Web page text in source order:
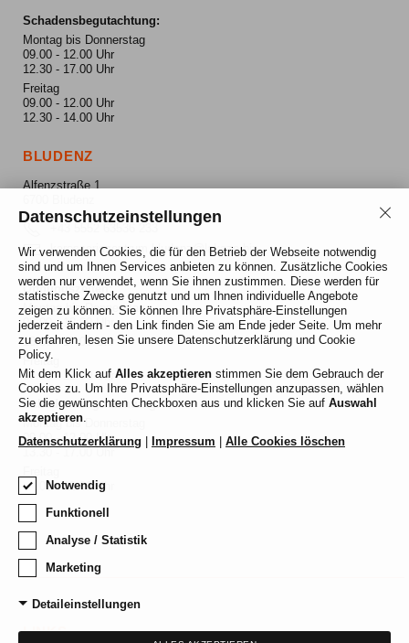
Schadensbegutachtung:
Montag bis Donnerstag
09.00 - 12.00 Uhr
12.30 - 17.00 Uhr
Freitag
09.00 - 12.00 Uhr
12.30 - 14.00 Uhr
BLUDENZ
Alfenzstraße 1
karosseriezentrum.bludenz@lakaze.biz
Öffnungszeiten:
Montag bis Donnerstag
08.00 - 12:00 Uhr
13:00 - 17:00 Uhr
Freitag
08.00 - 12:00 Uhr
Schadensbegutachtung:
Montag bis Donnerstag
09.00 - 12.00 Uhr
13.30 - 17.00 Uhr
09.00 - 12.00 Uhr
LINKS
Datenschutzeinstellungen
Wir verwenden Cookies, die für den Betrieb der Webseite notwendig
sind und um Ihnen Services anbieten zu können. Zusätzliche Cookies
werden nur verwendet, wenn Sie ihnen zustimmen. Diese werden für
statistische Zwecke genutzt und um Ihnen individuelle Angebote
zeigen zu können. Sie können Ihre Privatsphäre-Einstellungen
jederzeit ändern - den Link finden Sie am Ende jeder Seite. Um mehr
zu erfahren, lesen Sie unsere Datenschutzerklärung und Cookie
Policy.
Mit dem Klick auf Alles akzeptieren stimmen Sie dem Gebrauch der
Cookies zu. Um Ihre Privatsphäre-Einstellungen anzupassen, wählen
Sie die gewünschten Checkboxen aus und klicken Sie auf Auswahl
akzeptieren.
Datenschutzerklärung
Impressum Alle Cookies löschen
Notwendig
Funktionell
Analyse / Statistik
Marketing
Detaileinstellungen